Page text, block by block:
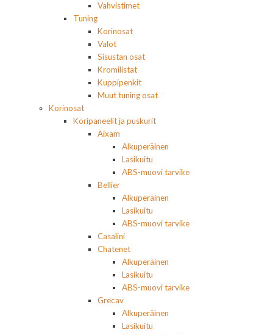
Vahvistimet
Tuning
Korinosat
Valot
Sisustan osat
Kromilistat
Kuppipenkit
Muut tuning osat
Korinosat
Koripaneelit ja puskurit
Aixam
Alkuperäinen
Lasikuitu
ABS-muovi tarvike
Bellier
Alkuperäinen
Lasikuitu
ABS-muovi tarvike
Casalini
Chatenet
Alkuperäinen
Lasikuitu
ABS-muovi tarvike
Grecav
Alkuperäinen
Lasikuitu